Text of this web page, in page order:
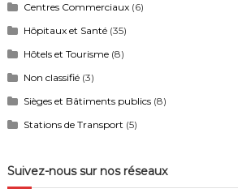
Centres Commerciaux(6)
Hôpitaux et Santé(35)
Hôtels et Tourisme(8)
Non classifié(3)
Sièges et Bâtiments publics(8)
Stations de Transport (5)
Suivez-nous sur nos réseaux